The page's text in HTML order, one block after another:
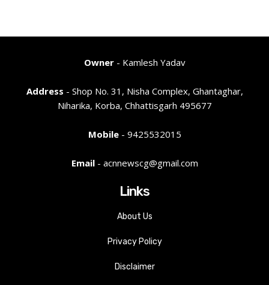
Owner- Kamlesh Yadav
Address - Shop No. 31, Nisha Complex, Ghantaghar,
Niharika, Korba, Chhattisgarh 495677
Mobile- 9425532015
Email- acnnewscg@gmail.com
Links
About Us
Privacy Policy
Disclaimer